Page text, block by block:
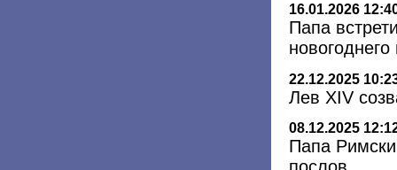
16.01.2026
Папа
22.12.2025
Лев XIV
08.12.2025
Папа